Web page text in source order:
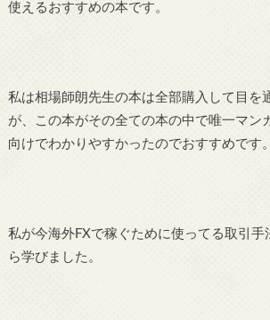
使えるおすすめの本です。
私は相場師朗先生の本は全部購入して目を
が、この本がその全ての本の中で唯一マン
向けでわかりやすかったのでおすすめです。
私が今海外FXで稼ぐために使ってる取引手
ら学びました。